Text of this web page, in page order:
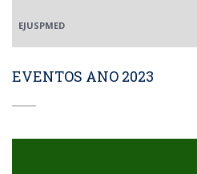
EJUSPMED
EVENTOS ANO 2023